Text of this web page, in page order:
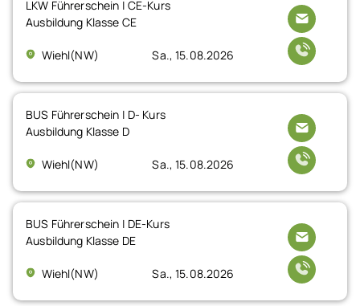
LKW Führerschein | CE-Kurs
Ausbildung Klasse CE
Wiehl(NW) Sa., 15.08.2026
BUS Führerschein | D- Kurs
Ausbildung Klasse D
Wiehl(NW) Sa., 15.08.2026
BUS Führerschein | DE-Kurs
Ausbildung Klasse DE
Wiehl(NW) Sa., 15.08.2026